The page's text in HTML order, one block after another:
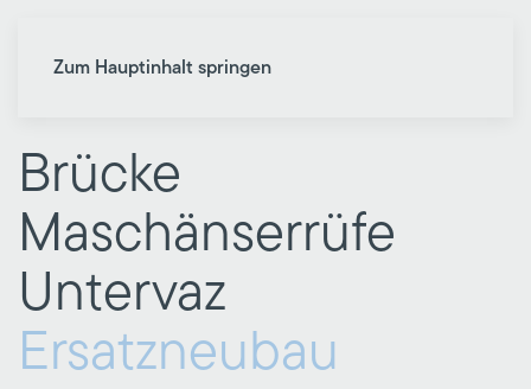
Zum Hauptinhalt springen
Brücke
Maschänserrüfe
Untervaz
Ersatzneubau